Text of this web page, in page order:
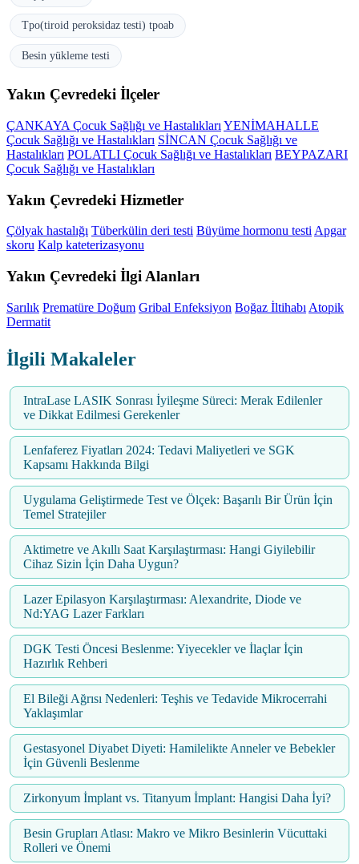
Tpo(tiroid peroksidaz testi) tpoab
Besin yükleme testi
Yakın Çevredeki İlçeler
ÇANKAYA Çocuk Sağlığı ve Hastalıkları YENİMAHALLE
Çocuk Sağlığı ve Hastalıkları SİNCAN Çocuk Sağlığı ve
Hastalıkları POLATLI Çocuk Sağlığı ve Hastalıkları BEYPAZARI
Çocuk Sağlığı ve Hastalıkları
Yakın Çevredeki Hizmetler
Çölyak hastalığı Tüberkülin deri testi Büyüme hormonu testiApgar
skoru Kalp kateterizasyonu
Yakın Çevredeki İlgi Alanları
Sarılık Prematüre Doğum Gribal Enfeksiyon Boğaz İltihabı Atopik
Dermatit
İlgili Makaleler
IntraLase LASIK Sonrası İyileşme Süreci: Merak Edilenler
ve Dikkat Edilmesi Gerekenler
Lenfaferez Fiyatları 2024: Tedavi Maliyetleri ve SGK
Kapsamı Hakkında Bilgi
Uygulama Geliştirmede Test ve Ölçek: Başarılı Bir Ürün İçin
Temel Stratejiler
Aktimetre ve Akıllı Saat Karşılaştırması: Hangi Giyilebilir
Cihaz Sizin İçin Daha Uygun?
Lazer Epilasyon Karşılaştırması: Alexandrite, Diode ve
Nd:YAG Lazer Farkları
DGK Testi Öncesi Beslenme: Yiyecekler ve İlaçlar İçin
Hazırlık Rehberi
El Bileği Ağrısı Nedenleri: Teşhis ve Tedavide Mikrocerrahi
Yaklaşımlar
Gestasyonel Diyabet Diyeti: Hamilelikte Anneler ve Bebekler
İçin Güvenli Beslenme
Zirkonyum İmplant vs. Titanyum İmplant: Hangisi Daha İyi?
Besin Grupları Atlası: Makro ve Mikro Besinlerin Vücuttaki
Rolleri ve Önemi